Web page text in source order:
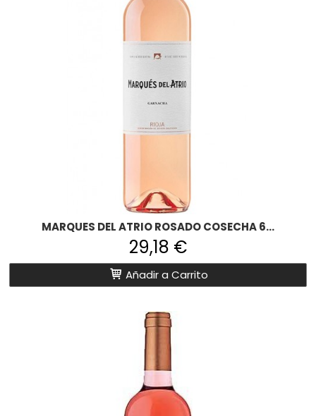
MARQUES DEL ATRIO ROSADO COSECHA 6...
29,18 €
Añadir a Carrito